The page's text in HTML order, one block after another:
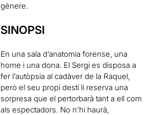
gènere.
SINOPSI
En una sala d’anatomia forense, una
home i una dona. El Sergi es disposa a
fer l’autòpsia al cadàver de la Raquel,
però el seu propi destí li reserva una
sorpresa que el pertorbarà tant a ell com
als espectadors. No n’hi haurà,